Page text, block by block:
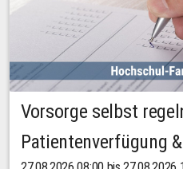
Vorsorge selbst
Patientenverfügung